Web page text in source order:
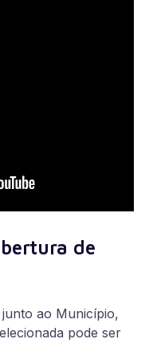
de
ao Município,
pode ser